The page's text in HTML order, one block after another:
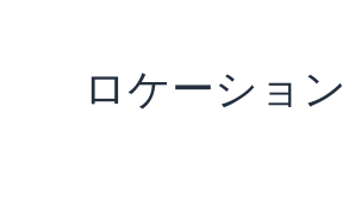
ロケーション